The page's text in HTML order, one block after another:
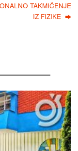
TAKMIČENJE
IZ FIZIKE